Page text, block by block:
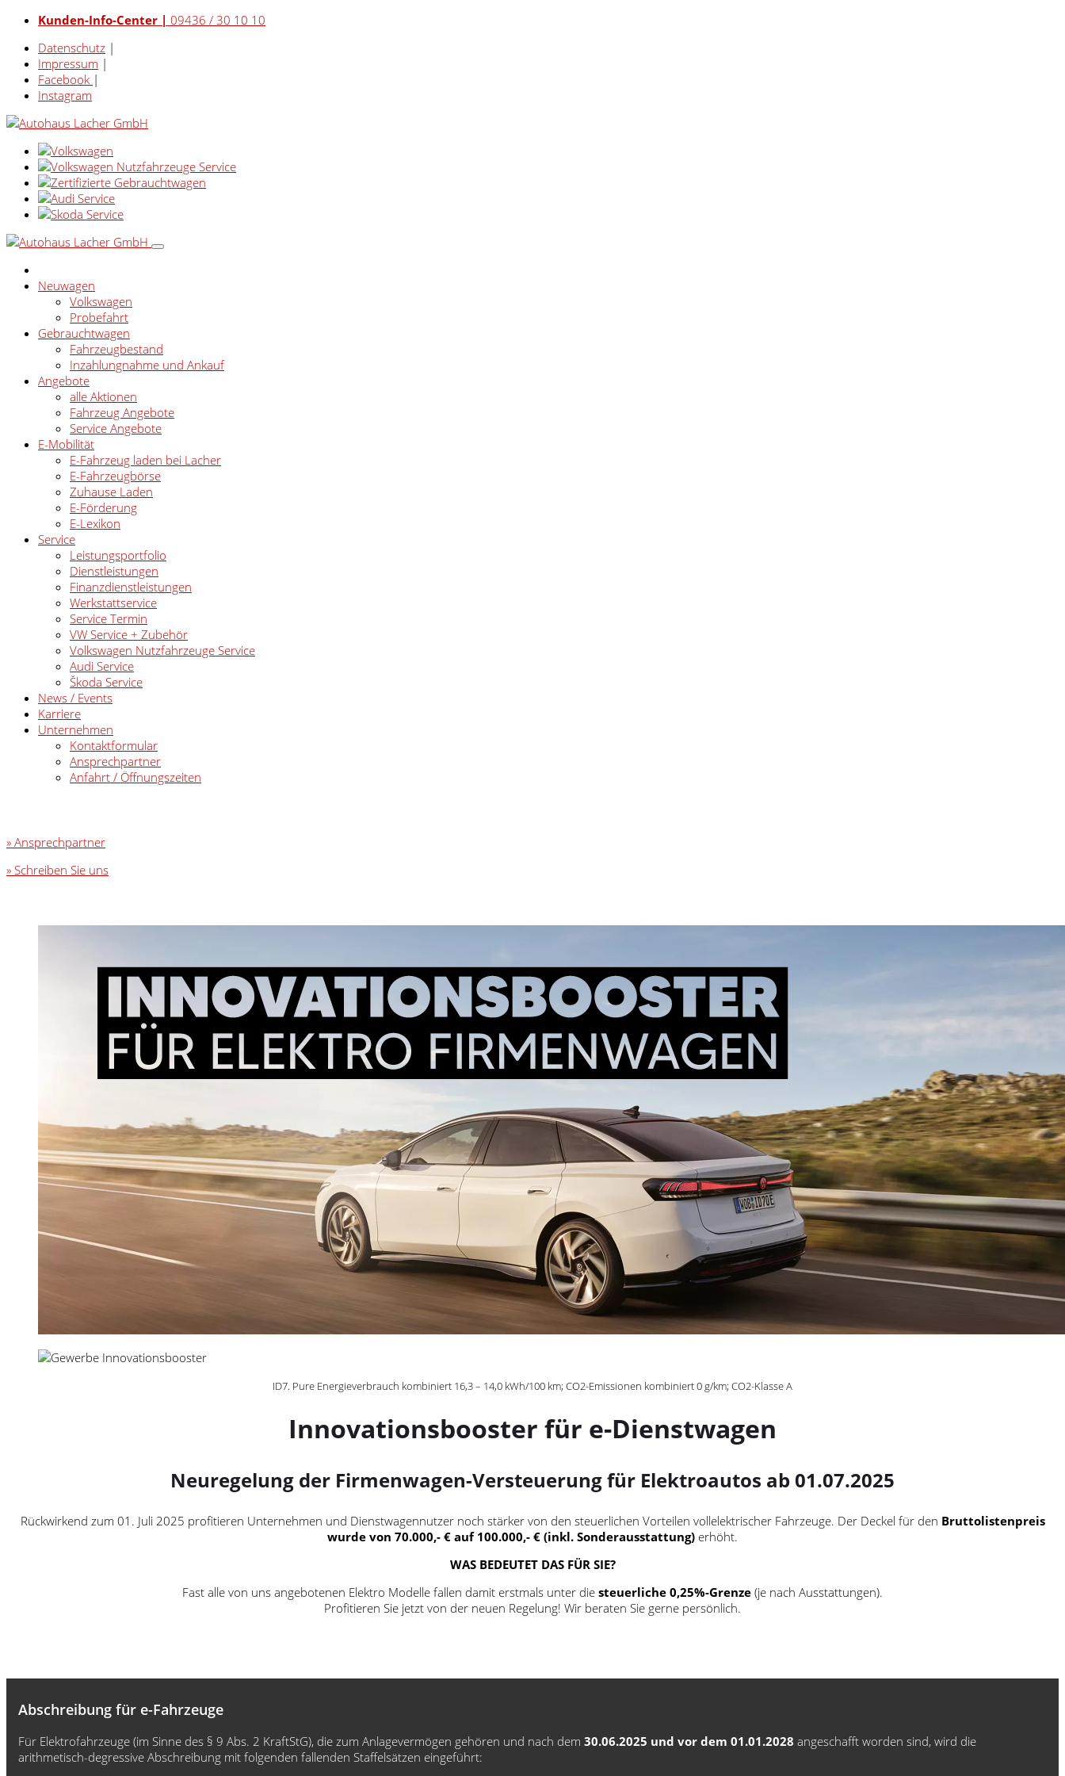
Kunden-Info-Center | 09436 / 30 10 10
Datenschutz |
Impressum |
Facebook |
Instagram
Neuwagen
Volkswagen
Probefahrt
Gebrauchtwagen
Fahrzeugbestand
Inzahlungnahme und Ankauf
Angebote
alle Aktionen
Fahrzeug Angebote
Service Angebote
E-Mobilität
E-Fahrzeug laden bei Lacher
E-Fahrzeugbörse
Zuhause Laden
E-Förderung
E-Lexikon
Service
Leistungsportfolio
Dienstleistungen
Finanzdienstleistungen
Werkstattservice
Service Termin
VW Service + Zubehör
Volkswagen Nutzfahrzeuge Service
Audi Service
Škoda Service
News / Events
Karriere
Unternehmen
Kontaktformular
Ansprechpartner
Anfahrt / Öffnungszeiten
» Ansprechpartner
» Schreiben Sie uns
ID7. Pure Energieverbrauch kombiniert 16,3 – 14,0 kWh/100 km; CO2-Emissionen kombiniert 0 g/km; CO2-Klasse A
Innovationsbooster für e-Dienstwagen
Neuregelung der Firmenwagen-Versteuerung für Elektroautos ab 01.07.2025
Rückwirkend zum 01. Juli 2025 profitieren Unternehmen und Dienstwagennutzer noch stärker von den steuerlichen Vorteilen vollelektrischer Fahrzeuge. Der Deckel für den Bruttolistenpreis
wurde von 70.000,- € auf 100.000,- € (inkl. Sonderausstattung) erhöht.
WAS BEDEUTET DAS FÜR SIE?
Fast alle von uns angebotenen Elektro Modelle fallen damit erstmals unter die steuerliche 0,25%-Grenze (je nach Ausstattungen).
Profitieren Sie jetzt von der neuen Regelung! Wir beraten Sie gerne persönlich.
Abschreibung für e-Fahrzeuge
Für Elektrofahrzeuge (im Sinne des § 9 Abs. 2 KraftStG), die zum Anlagevermögen gehören und nach dem 30.06.2025 und vor dem 01.01.2028 angeschafft worden sind, wird die
arithmetisch-degressive Abschreibung mit folgenden fallenden Staffelsätzen eingeführt: